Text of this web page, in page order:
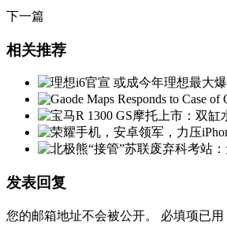
下一篇
相关推荐
发表回复
您的邮箱地址不会被公开。 必填项已用